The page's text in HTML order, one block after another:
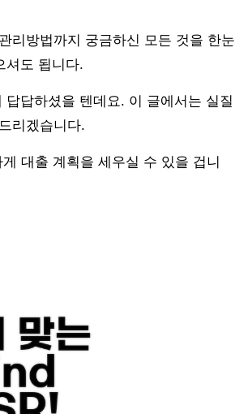
리방법까지 궁금하신 모든 것을 한눈
셔도 됩니다.
답하셨을 텐데요. 이 글에서는 실질
리겠습니다.
대출 계획을 세우실 수 있을 겁니